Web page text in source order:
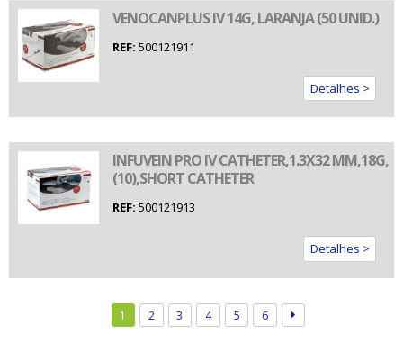
VENOCANPLUS IV 14G, LARANJA (50 UNID.)
REF: 500121911
Detalhes >
INFUVEIN PRO IV CATHETER,1.3X32 MM,18G,
(10),SHORT CATHETER
REF: 500121913
Detalhes >
1 2 3 4 5 6